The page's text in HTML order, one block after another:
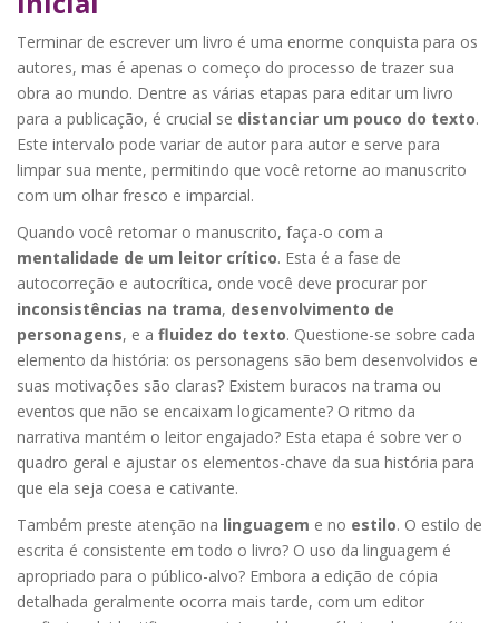
Terminar de escrever um livro é uma enorme conquista para os
autores, mas é apenas o começo do processo de trazer sua
obra ao mundo. Dentre as várias etapas para editar um livro
para a publicação, é crucial se distanciar um pouco do texto.
Este intervalo pode variar de autor para autor e serve para
limpar sua mente, permitindo que você retorne ao manuscrito
com um olhar fresco e imparcial.
Quando você retomar o manuscrito, faça-o com a
mentalidade de um leitor crítico. Esta é a fase de
autocorreção e autocrítica, onde você deve procurar por
inconsistências na trama, desenvolvimento de
personagens, e a fluidez do texto. Questione-se sobre cada
elemento da história: os personagens são bem desenvolvidos e
suas motivações são claras? Existem buracos na trama ou
eventos que não se encaixam logicamente? O ritmo da
narrativa mantém o leitor engajado? Esta etapa é sobre ver o
quadro geral e ajustar os elementos-chave da sua história para
que ela seja coesa e cativante.
Também preste atenção na linguagem e no estilo. O estilo de
escrita é consistente em todo o livro? O uso da linguagem é
apropriado para o público-alvo? Embora a edição de cópia
detalhada geralmente ocorra mais tarde, com um editor